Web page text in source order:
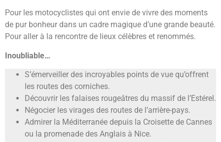
Pour les motocyclistes qui ont envie de vivre des moments
de pur bonheur dans un cadre magique d’une grande beauté.
Pour aller à la rencontre de lieux célèbres et renommés.
Inoubliable…
S’émerveiller des incroyables points de vue qu’offrent
les routes des corniches.
Découvrir les falaises rougeâtres du massif de l’Estérel.
Négocier les virages des routes de l’arrière-pays.
Admirer la Méditerranée depuis la Croisette de Cannes
ou la promenade des Anglais à Nice.